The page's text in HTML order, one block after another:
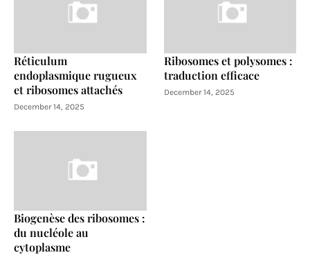
Réticulum
endoplasmique rugueux
et ribosomes attachés
December 14, 2025
Ribosomes et polysomes :
traduction efficace
December 14, 2025
Biogenèse des ribosomes :
du nucléole au
cytoplasme